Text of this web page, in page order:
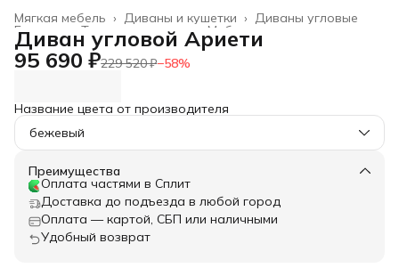
Диваны угловые
Диваны и кушетки ›
Мягкая мебель ›
Мебель
Товары для дома
Главная
Диван угловой Ариети
95 690 ₽229 520 ₽−58%
Название цвета от производителя
бежевый
Преимущества
Оплата частями в Сплит
Доставка до подъезда в любой город
Оплата — картой, СБП или наличными
Удобный возврат